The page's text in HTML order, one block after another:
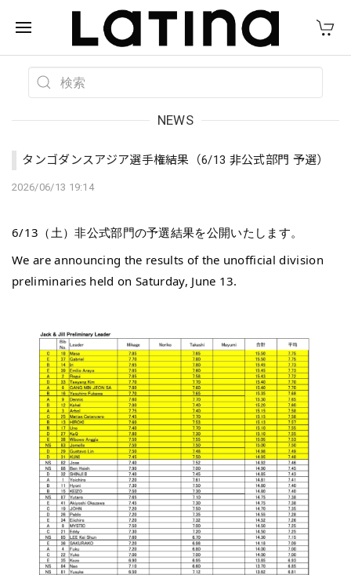
NEWS
タンゴダンスアジア選手権結果（6/13 非公式部門 予選）
2026/06/13 19:14
6/13（土）非公式部門の予選結果を公開いたします。
We are announcing the results of the unofficial division
preliminaries held on Saturday, June 13.